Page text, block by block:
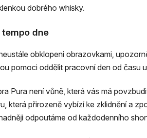
dobrého whisky.
dne
obklopeni obrazovkami,
pomoci oddělit pracovní den od času
Pura není vůně, která vás má
která přirozeně vybízí ke zklidnění a
odpoutáme od každodenního